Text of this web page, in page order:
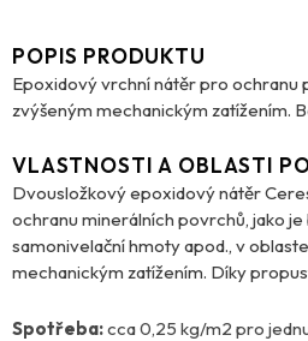
POPIS PRODUKTU
Epoxidový vrchní nátěr pro ochranu
zvýšeným mechanickým zatížením.
VLASTNOSTI A OBLASTI
Dvousložkový epoxidový nátěr
ochranu minerálních povrchů, jako
samonivelační hmoty apod., v
mechanickým zatížením. Díky
použít i v oblastech vystavených
suterénech, kde vlhkost podkladu
Spotřeba:cca 0,25 kg/m2 pro